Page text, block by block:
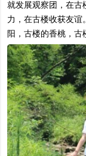
就发展观察团，在古
力，在古楼收获友谊
阳，古楼的香桃，